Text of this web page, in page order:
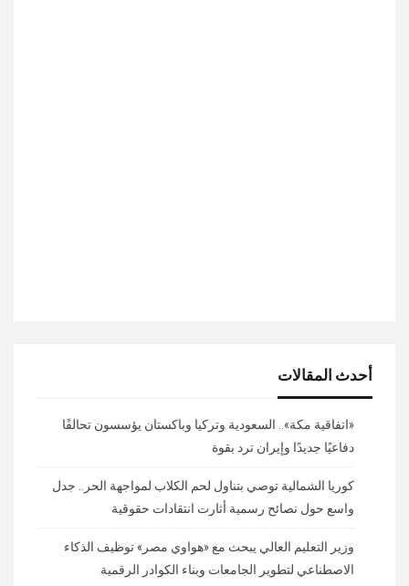
أحدث المقالات
«اتفاقية مكة».. السعودية وتركيا وباكستان يؤسسون تحالفًا
دفاعيًا جديدًا وإيران ترد بقوة
كوريا الشمالية توصي بتناول لحم الكلاب لمواجهة الحر.. جدل
واسع حول نصائح رسمية أثارت انتقادات حقوقية
وزير التعليم العالي يبحث مع «هواوي مصر» توظيف الذكاء
الاصطناعي لتطوير الجامعات وبناء الكوادر الرقمية